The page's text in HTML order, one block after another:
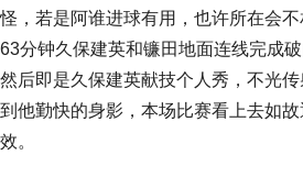
怪，若是阿谁进球有用，也许所在会
63分钟久保建英和镰田地面连线完成
然后即是久保建英献技个人秀，不光
到他勤快的身影，本场比赛看上去如故
效。